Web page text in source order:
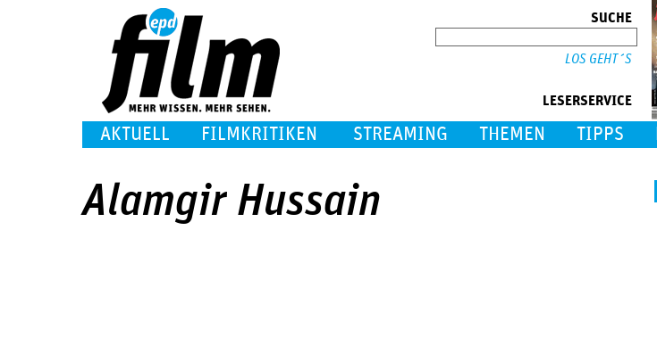
SUCHE
LESERSERVICE
AKTUELL FILMKRITIKEN STREAMING THEMEN TIPPS
Alamgir Hussain